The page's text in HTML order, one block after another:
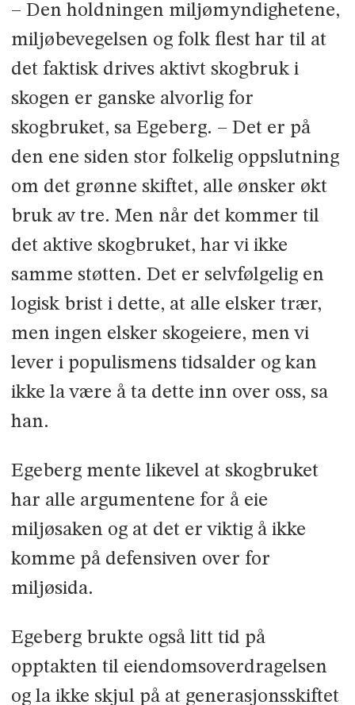
– Den holdningen miljømyndighetene,
mil­jøbevegelsen og folk flest har til at
det fak­tisk drives aktivt skogbruk i
skogen er gan­ske alvorlig for
skogbruket, sa Egeberg. – Det er på
den ene siden stor folkelig oppslutning
om det grønne skiftet, alle ønsker økt
bruk av tre. Men når det kommer til
det aktive skogbruket, har vi ikke
samme støtten. Det er selvfølgelig en
logisk brist i dette, at alle elsker trær,
men ingen elsker skogeiere, men vi
lever i populismens tidsalder og kan
ikke la være å ta dette inn over oss, sa
han.
Egeberg mente likevel at skogbruket
har alle argumentene for å eie
miljøsaken og at det er viktig å ikke
komme på defensiven over­ for
miljøsida.
Egeberg brukte også litt tid på
opptakten til eiendomsoverdragelsen
og la ikke skjul på at generasjonsskiftet